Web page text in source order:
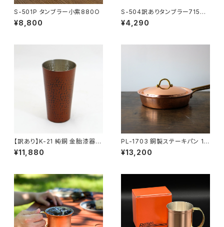
S-501P タンブラー小紫880O
¥8,800
S-504訳ありタンブラー7150
→4290
¥4,290
【訳あり】K-21 純銅 金胎漆器
根来塗 タンブラー 200ml1980
0円
¥11,880
PL-1703 銅製ステーキパン 16
cm 13200
¥13,200